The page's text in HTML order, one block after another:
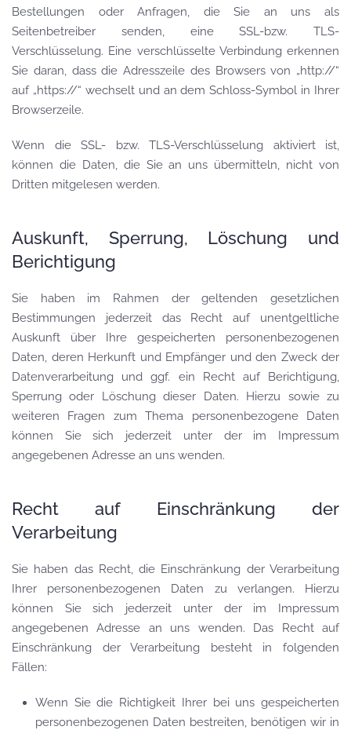
Bestellungen oder Anfragen, die Sie an uns als
Seitenbetreiber senden, eine SSL-bzw. TLS-
Verschlüsselung. Eine verschlüsselte Verbindung erkennen
Sie daran, dass die Adresszeile des Browsers von „http://“
auf „https://“ wechselt und an dem Schloss-Symbol in Ihrer
Browserzeile.
Wenn die SSL- bzw. TLS-Verschlüsselung aktiviert ist,
können die Daten, die Sie an uns übermitteln, nicht von
Dritten mitgelesen werden.
Auskunft, Sperrung, Löschung und
Berichtigung
Sie haben im Rahmen der geltenden gesetzlichen
Bestimmungen jederzeit das Recht auf unentgeltliche
Auskunft über Ihre gespeicherten personenbezogenen
Daten, deren Herkunft und Empfänger und den Zweck der
Datenverarbeitung und ggf. ein Recht auf Berichtigung,
Sperrung oder Löschung dieser Daten. Hierzu sowie zu
weiteren Fragen zum Thema personenbezogene Daten
können Sie sich jederzeit unter der im Impressum
angegebenen Adresse an uns wenden.
Recht auf Einschränkung der
Verarbeitung
Sie haben das Recht, die Einschränkung der Verarbeitung
Ihrer personenbezogenen Daten zu verlangen. Hierzu
können Sie sich jederzeit unter der im Impressum
angegebenen Adresse an uns wenden. Das Recht auf
Einschränkung der Verarbeitung besteht in folgenden
Fällen:
Wenn Sie die Richtigkeit Ihrer bei uns gespeicherten
personenbezogenen Daten bestreiten, benötigen wir in